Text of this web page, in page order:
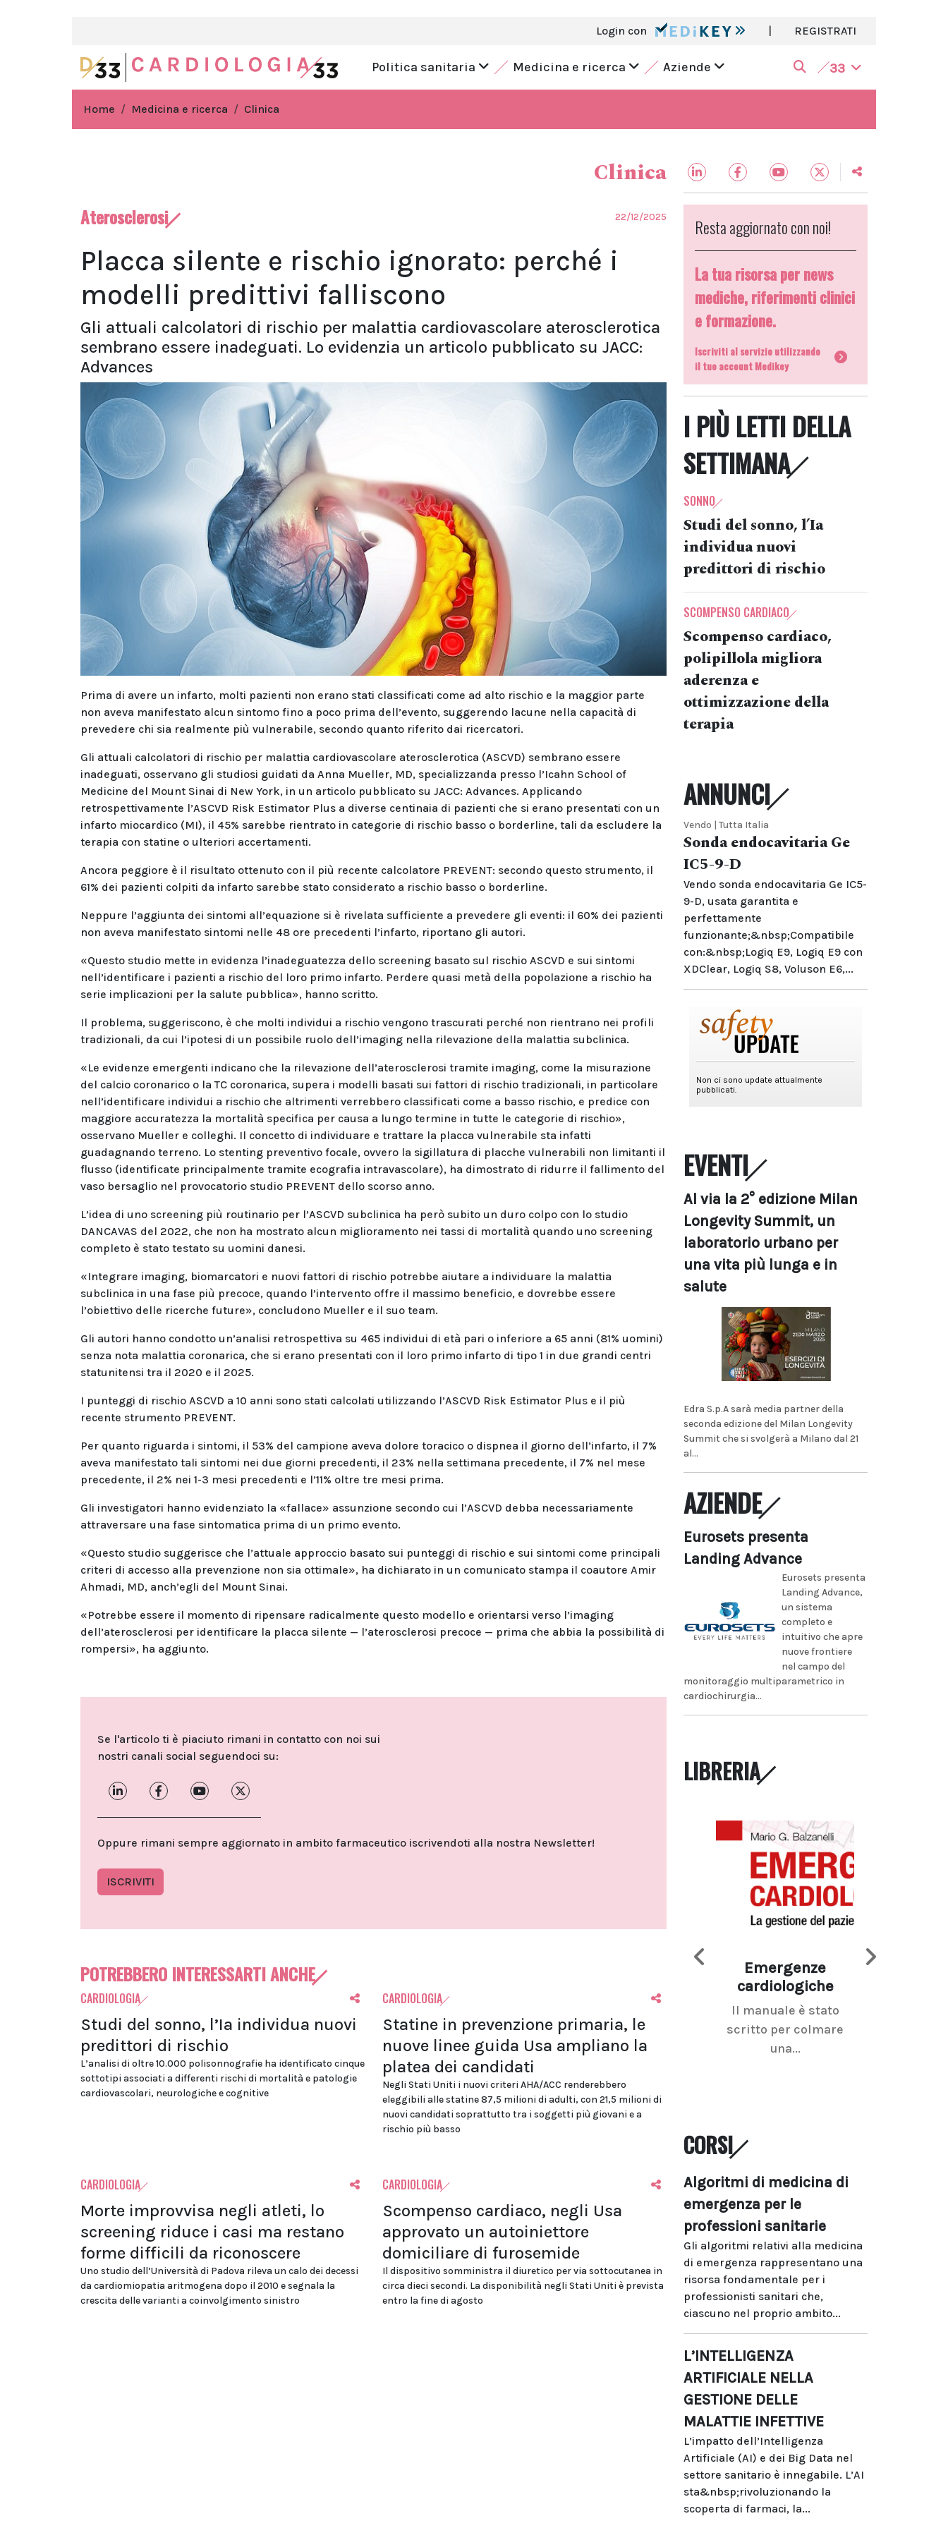
Login con | REGISTRATI
Politica sanitaria Medicina e ricerca Aziende 33
Home Medicina e ricerca Clinica
Clinica
Aterosclerosi 22/12/2025
Placca silente e rischio ignorato: perché i
modelli predittivi falliscono
Gli attuali calcolatori di rischio per malattia cardiovascolare aterosclerotica
sembrano essere inadeguati. Lo evidenzia un articolo pubblicato su JACC:
Advances
Prima di avere un infarto, molti pazienti non erano stati classificati come ad alto rischio e la maggior parte
non aveva manifestato alcun sintomo fino a poco prima dell’evento, suggerendo lacune nella capacità di
prevedere chi sia realmente più vulnerabile, secondo quanto riferito dai ricercatori.
Gli attuali calcolatori di rischio per malattia cardiovascolare aterosclerotica (ASCVD) sembrano essere
inadeguati, osservano gli studiosi guidati da Anna Mueller, MD, specializzanda presso l’Icahn School of
Medicine del Mount Sinai di New York, in un articolo pubblicato su JACC: Advances. Applicando
retrospettivamente l’ASCVD Risk Estimator Plus a diverse centinaia di pazienti che si erano presentati con un
infarto miocardico (MI), il 45% sarebbe rientrato in categorie di rischio basso o borderline, tali da escludere la
terapia con statine o ulteriori accertamenti.
Ancora peggiore è il risultato ottenuto con il più recente calcolatore PREVENT: secondo questo strumento, il
61% dei pazienti colpiti da infarto sarebbe stato considerato a rischio basso o borderline.
Neppure l’aggiunta dei sintomi all’equazione si è rivelata sufficiente a prevedere gli eventi: il 60% dei pazienti
non aveva manifestato sintomi nelle 48 ore precedenti l’infarto, riportano gli autori.
«Questo studio mette in evidenza l’inadeguatezza dello screening basato sul rischio ASCVD e sui sintomi
nell’identificare i pazienti a rischio del loro primo infarto. Perdere quasi metà della popolazione a rischio ha
serie implicazioni per la salute pubblica», hanno scritto.
Il problema, suggeriscono, è che molti individui a rischio vengono trascurati perché non rientrano nei profili
tradizionali, da cui l’ipotesi di un possibile ruolo dell’imaging nella rilevazione della malattia subclinica.
«Le evidenze emergenti indicano che la rilevazione dell’aterosclerosi tramite imaging, come la misurazione
del calcio coronarico o la TC coronarica, supera i modelli basati sui fattori di rischio tradizionali, in particolare
nell’identificare individui a rischio che altrimenti verrebbero classificati come a basso rischio, e predice con
maggiore accuratezza la mortalità specifica per causa a lungo termine in tutte le categorie di rischio»,
osservano Mueller e colleghi. Il concetto di individuare e trattare la placca vulnerabile sta infatti
guadagnando terreno. Lo stenting preventivo focale, ovvero la sigillatura di placche vulnerabili non limitanti il
flusso (identificate principalmente tramite ecografia intravascolare), ha dimostrato di ridurre il fallimento del
vaso bersaglio nel provocatorio studio PREVENT dello scorso anno.
L’idea di uno screening più routinario per l’ASCVD subclinica ha però subito un duro colpo con lo studio
DANCAVAS del 2022, che non ha mostrato alcun miglioramento nei tassi di mortalità quando uno screening
completo è stato testato su uomini danesi.
«Integrare imaging, biomarcatori e nuovi fattori di rischio potrebbe aiutare a individuare la malattia
subclinica in una fase più precoce, quando l’intervento offre il massimo beneficio, e dovrebbe essere
l’obiettivo delle ricerche future», concludono Mueller e il suo team.
Gli autori hanno condotto un’analisi retrospettiva su 465 individui di età pari o inferiore a 65 anni (81% uomini)
senza nota malattia coronarica, che si erano presentati con il loro primo infarto di tipo 1 in due grandi centri
statunitensi tra il 2020 e il 2025.
I punteggi di rischio ASCVD a 10 anni sono stati calcolati utilizzando l’ASCVD Risk Estimator Plus e il più
recente strumento PREVENT.
Per quanto riguarda i sintomi, il 53% del campione aveva dolore toracico o dispnea il giorno dell’infarto, il 7%
aveva manifestato tali sintomi nei due giorni precedenti, il 23% nella settimana precedente, il 7% nel mese
precedente, il 2% nei 1-3 mesi precedenti e l’11% oltre tre mesi prima.
Gli investigatori hanno evidenziato la «fallace» assunzione secondo cui l’ASCVD debba necessariamente
attraversare una fase sintomatica prima di un primo evento.
«Questo studio suggerisce che l’attuale approccio basato sui punteggi di rischio e sui sintomi come principali
criteri di accesso alla prevenzione non sia ottimale», ha dichiarato in un comunicato stampa il coautore Amir
Ahmadi, MD, anch’egli del Mount Sinai.
«Potrebbe essere il momento di ripensare radicalmente questo modello e orientarsi verso l’imaging
dell’aterosclerosi per identificare la placca silente — l’aterosclerosi precoce — prima che abbia la possibilità di
rompersi», ha aggiunto.
Se l'articolo ti è piaciuto rimani in contatto con noi sui
nostri canali social seguendoci su:
Oppure rimani sempre aggiornato in ambito farmaceutico iscrivendoti alla nostra Newsletter!
ISCRIVITI
POTREBBERO INTERESSARTI ANCHE
CARDIOLOGIA
Studi del sonno, l’Ia individua nuovi
predittori di rischio
L’analisi di oltre 10.000 polisonnografie ha identificato cinque
sottotipi associati a differenti rischi di mortalità e patologie
cardiovascolari, neurologiche e cognitive
CARDIOLOGIA
Statine in prevenzione primaria, le
nuove linee guida Usa ampliano la
platea dei candidati
Negli Stati Uniti i nuovi criteri AHA/ACC renderebbero
eleggibili alle statine 87,5 milioni di adulti, con 21,5 milioni di
nuovi candidati soprattutto tra i soggetti più giovani e a
rischio più basso
CARDIOLOGIA
Morte improvvisa negli atleti, lo
screening riduce i casi ma restano
forme difficili da riconoscere
Uno studio dell’Università di Padova rileva un calo dei decessi
da cardiomiopatia aritmogena dopo il 2010 e segnala la
crescita delle varianti a coinvolgimento sinistro
CARDIOLOGIA
Scompenso cardiaco, negli Usa
approvato un autoiniettore
domiciliare di furosemide
Il dispositivo somministra il diuretico per via sottocutanea in
circa dieci secondi. La disponibilità negli Stati Uniti è prevista
entro la fine di agosto
Resta aggiornato con noi!
La tua risorsa per news
mediche, riferimenti clinici
e formazione.
Iscriviti al servizio utilizzando
il tuo account Medikey
I PIÙ LETTI DELLA
SETTIMANA
SONNO
Studi del sonno, l’Ia
individua nuovi
predittori di rischio
SCOMPENSO CARDIACO
Scompenso cardiaco,
polipillola migliora
aderenza e
ottimizzazione della
terapia
ANNUNCI
Vendo | Tutta Italia
Sonda endocavitaria Ge
IC5-9-D
Vendo sonda endocavitaria Ge IC5-
9-D, usata garantita e
perfettamente
funzionante;&nbsp;Compatibile
con:&nbsp;Logiq E9, Logiq E9 con
XDClear, Logiq S8, Voluson E6,...
EVENTI
Al via la 2° edizione Milan
Longevity Summit, un
laboratorio urbano per
una vita più lunga e in
salute
Edra S.p.A sarà media partner della
seconda edizione del Milan Longevity
Summit che si svolgerà a Milano dal 21
al...
AZIENDE
Eurosets presenta
Landing Advance
Eurosets presenta
Landing Advance,
un sistema
completo e
intuitivo che apre
nuove frontiere
nel campo del
monitoraggio multiparametrico in
cardiochirurgia...
LIBRERIA
Emergenze
cardiologiche
Il manuale è stato
scritto per colmare
una...
CORSI
Algoritmi di medicina di
emergenza per le
professioni sanitarie
Gli algoritmi relativi alla medicina
di emergenza rappresentano una
risorsa fondamentale per i
professionisti sanitari che,
ciascuno nel proprio ambito...
L’INTELLIGENZA
ARTIFICIALE NELLA
GESTIONE DELLE
MALATTIE INFETTIVE
L’impatto dell’Intelligenza
Artificiale (AI) e dei Big Data nel
settore sanitario è innegabile. L’AI
sta&nbsp;rivoluzionando la
scoperta di farmaci, la...